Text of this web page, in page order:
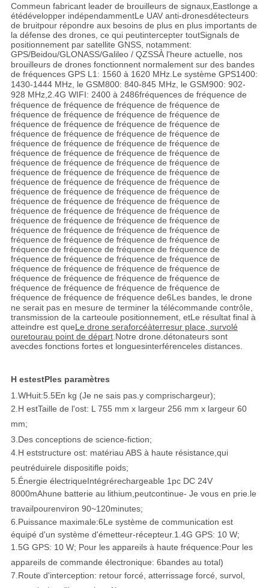
Commeun fabricant leader de brouilleurs de signaux, Eastlonge a
étédévelopper indépendammentLe UAV anti-dronesdétecteurs
de bruitpour répondre aux besoins de plus en plus importants de
la défense des drones, ce qui peutintercepter toutSignals de
positionnement par satellite GNSS, notamment:
GPS/Beidou/GLONASS/Galileo / QZSSÀ l'heure actuelle, nos
brouilleurs de drones fonctionnent normalement sur des bandes
de fréquences GPS L1: 1560 à 1620 MHz. Le système GPS1400:
1430-1444 MHz, le GSM800: 840-845 MHz, le GSM900: 902-
928 MHz, 2.4G WIFI: 2400 à 2486fréquences de fréquence de
fréquence de fréquence de fréquence de fréquence de
fréquence de fréquence de fréquence de fréquence de
fréquence de fréquence de fréquence de fréquence de
fréquence de fréquence de fréquence de fréquence de
fréquence de fréquence de fréquence de fréquence de
fréquence de fréquence de fréquence de fréquence de
fréquence de fréquence de fréquence de fréquence de
fréquence de fréquence de fréquence de fréquence de
fréquence de fréquence de fréquence de fréquence de
fréquence de fréquence de fréquence de fréquence de
fréquence de fréquence de fréquence de fréquence de
fréquence de fréquence de fréquence de fréquence de
fréquence de fréquence de fréquence de fréquence de
fréquence de fréquence de fréquence de fréquence de
fréquence de fréquence de fréquence de fréquence de
fréquence de fréquence de fréquence de fréquence de
fréquence de fréquence de fréquence de fréquence de
fréquence de fréquence de fréquence de fréquence de
fréquence de fréquence de fréquence de fréquence de
fréquence de fréquence de fréquence de fréquence de
fréquence de fréquence de fréquence de6Les bandes, le drone
ne serait pas en mesure de terminer la télécommande contrôle,
transmission de la carteoule positionnement, etLe résultat final à
atteindre est queLe drone seraforcéàterresur place, survolé
ouretourau point de départ. Notre drone. détonateurs sont
avecdes fonctions fortes et longuesinterférenceles distances.
H estestPles paramètres
1. WHuit:5.5En kg (Je ne sais pas. y comprischargeur);
2. H estTaille de l'ost: L 755 mm x largeur 256 mm x largeur 60
mm;
3. Des conceptions de science-fiction;
4. H eststructure ost: matériau ABS à haute résistance, qui
peutréduirele dispositifle poids;
5. Énergie électriqueIntégrérechargeable 1pc DC 24V
8000mAhune batterie au lithium, peutcontinue- Je vous en prie. le
travailpourenviron 90~120minutes;
6. Puissance maximale:6Le système de communication est
équipé d'un système d'émetteur-récepteur. 1. 4G GPS: 10 W;
1.5G GPS: 10 W; Pour les appareils à haute fréquence:Pour les
appareils de commande électronique: 6bandes au total)
7. Route d'interception: retour forcé, atterrissage forcé, survol,